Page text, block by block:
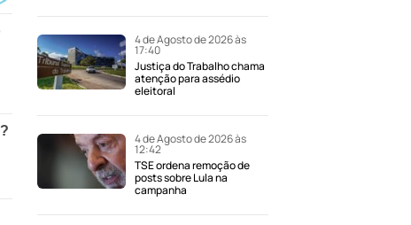
4 de Agosto de 2026 às
17:40
Justiça do Trabalho chama
atenção para assédio
eleitoral
4 de Agosto de 2026 às
12:42
TSE ordena remoção de
posts sobre Lula na
campanha